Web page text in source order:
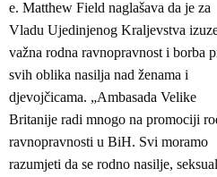
e. Matthew Field naglašava da je za
Vladu Ujedinjenog Kraljevstva
važna rodna ravnopravnost i borba
svih oblika nasilja nad ženama i
djevojčicama. „Ambasada Velike
Britanije radi mnogo na promociji
ravnopravnosti u BiH. Svi moramo
razumjeti da se rodno nasilje,